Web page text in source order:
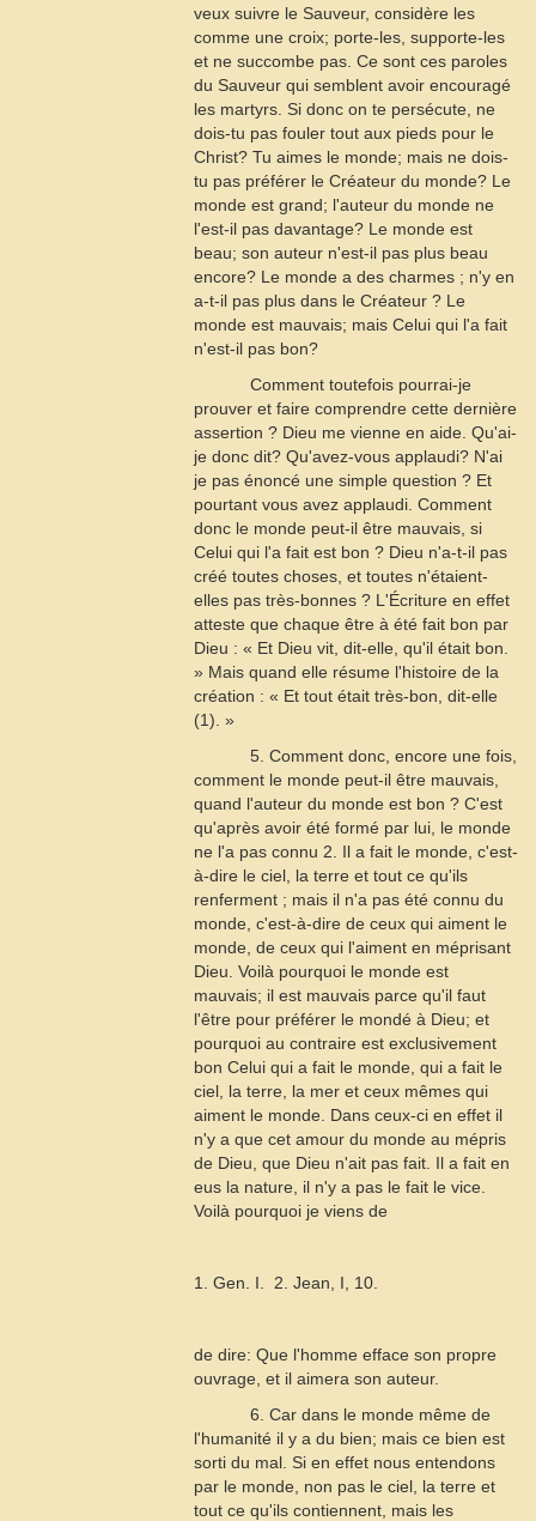
veux suivre le Sauveur, considère les
comme une croix; porte-les, supporte-les
et ne succombe pas. Ce sont ces paroles
du Sauveur qui semblent avoir encouragé
les martyrs. Si donc on te persécute, ne
dois-tu pas fouler tout aux pieds pour le
Christ? Tu aimes le monde; mais ne dois-
tu pas préférer le Créateur du monde? Le
monde est grand; l'auteur du monde ne
l'est-il pas davantage? Le monde est
beau; son auteur n'est-il pas plus beau
encore? Le monde a des charmes ; n'y en
a-t-il pas plus dans le Créateur ? Le
monde est mauvais; mais Celui qui l'a fait
n'est-il pas bon?
Comment toutefois pourrai-je
prouver et faire comprendre cette dernière
assertion ? Dieu me vienne en aide. Qu'ai-
je donc dit? Qu'avez-vous applaudi? N'ai
je pas énoncé une simple question ? Et
pourtant vous avez applaudi. Comment
donc le monde peut-il être mauvais, si
Celui qui l'a fait est bon ? Dieu n'a-t-il pas
créé toutes choses, et toutes n'étaient-
elles pas très-bonnes ? L'Écriture en effet
atteste que chaque être à été fait bon par
Dieu : « Et Dieu vit, dit-elle, qu'il était bon.
» Mais quand elle résume l'histoire de la
création : « Et tout était très-bon, dit-elle
(1). »
5. Comment donc, encore une fois,
comment le monde peut-il être mauvais,
quand l'auteur du monde est bon ? C'est
qu'après avoir été formé par lui, le monde
ne l'a pas connu 2. Il a fait le monde, c'est-
à-dire le ciel, la terre et tout ce qu'ils
renferment ; mais il n'a pas été connu du
monde, c'est-à-dire de ceux qui aiment le
monde, de ceux qui l'aiment en méprisant
Dieu. Voilà pourquoi le monde est
mauvais; il est mauvais parce qu'il faut
l'être pour préférer le mondé à Dieu; et
pourquoi au contraire est exclusivement
bon Celui qui a fait le monde, qui a fait le
ciel, la terre, la mer et ceux mêmes qui
aiment le monde. Dans ceux-ci en effet il
n'y a que cet amour du monde au mépris
de Dieu, que Dieu n'ait pas fait. Il a fait en
eus la nature, il n'y a pas le fait le vice.
Voilà pourquoi je viens de
1. Gen. I.  2. Jean, I, 10.
de dire: Que l'homme efface son propre
ouvrage, et il aimera son auteur.
6. Car dans le monde même de
l'humanité il y a du bien; mais ce bien est
sorti du mal. Si en effet nous entendons
par le monde, non pas le ciel, la terre et
tout ce qu'ils contiennent, mais les